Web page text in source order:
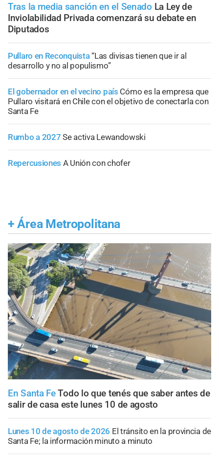
Tras la media sanción en el Senado La Ley de
Inviolabilidad Privada comenzará su debate en
Diputados
Pullaro en Reconquista“Las divisas tienen que ir al
desarrollo y no al populismo”
El gobernador en el vecino país Cómo es la empresa que
Pullaro visitará en Chile con el objetivo de conectarla con
Santa Fe
Rumbo a 2027 Se activa Lewandowski
Repercusiones A Unión con chofer
+ Área Metropolitana
En Santa FeTodo lo que tenés que saber antes de
salir de casa este lunes 10 de agosto
Lunes 10 de agosto de 2026 El tránsito en la provincia de
Santa Fe; la información minuto a minuto